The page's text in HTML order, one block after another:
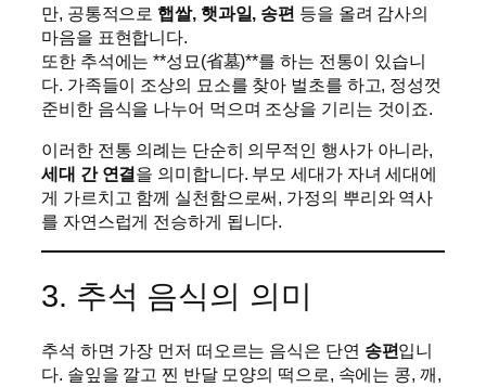
만, 공통적으로 햅쌀, 햇과일, 송편 등을 올려 감사의
마음을 표현합니다.
또한 추석에는 **성묘(省墓)**를 하는 전통이 있습니
다. 가족들이 조상의 묘소를 찾아 벌초를 하고, 정성껏
준비한 음식을 나누어 먹으며 조상을 기리는 것이죠.
이러한 전통 의례는 단순히 의무적인 행사가 아니라,
세대 간 연결을 의미합니다. 부모 세대가 자녀 세대에
게 가르치고 함께 실천함으로써, 가정의 뿌리와 역사
를 자연스럽게 전승하게 됩니다.
3. 추석 음식의 의미
추석 하면 가장 먼저 떠오르는 음식은 단연 송편입니
다. 솔잎을 깔고 찐 반달 모양의 떡으로, 속에는 콩, 깨,